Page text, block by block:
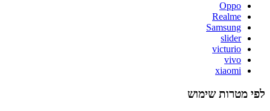
Oppo
Realme
Samsung
slider
victurio
vivo
xiaomi
לפי מטרות שימוש